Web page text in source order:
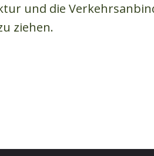
und die
ziehen.